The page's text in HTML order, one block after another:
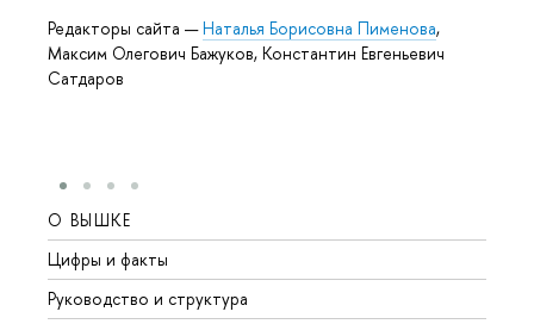
Редакторы сайта —Наталья Борисовна Пименова,
Максим Олегович Бажуков, Константин Евгеньевич
Сатдаров
О ВЫШКЕ
Цифры и факты
Руководство и структура